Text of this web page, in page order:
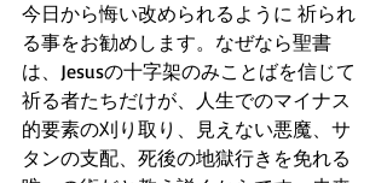
今日から悔い改められるように 祈られ
る事をお勧めします。なぜなら聖書
は、Jesusの十字架のみことばを信じて
祈る者たちだけが、人生でのマイナス
的要素の刈り取り、見えない悪魔、サ
タンの支配、死後の地獄行きを免れる